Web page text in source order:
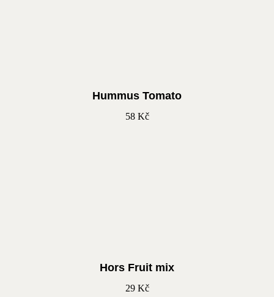
Hummus Tomato
58 Kč
Hors Fruit mix
29 Kč